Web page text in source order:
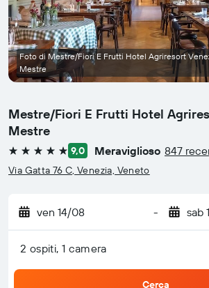
Mestre/Fiori E Frutti Hotel
Mestre
5 stelle 9,0 Meraviglioso 847
Via Gatta 76 C, Venezia, Veneto
ven 14/08 - sab
2 ospiti, 1 camera
Cerca
Foto di Mestre/Fiori E Frutti Hotel Agriresort
Mestre